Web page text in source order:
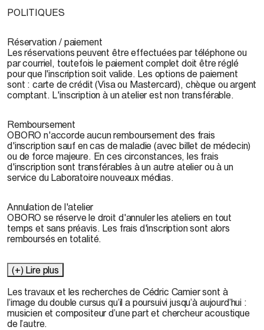
POLITIQUES
Réservation / paiement
Les réservations peuvent être effectuées par téléphone ou
par courriel, toutefois le paiement complet doit être réglé
pour que l'inscription soit valide. Les options de paiement
sont : carte de crédit (Visa ou Mastercard), chèque ou argent
comptant. L'inscription à un atelier est non transférable.
Remboursement
OBORO n'accorde aucun remboursement des frais
d'inscription sauf en cas de maladie (avec billet de médecin)
ou de force majeure. En ces circonstances, les frais
d'inscription sont transférables à un autre atelier ou à un
service du Laboratoire nouveaux médias.
Annulation de l'atelier
OBORO se réserve le droit d'annuler les ateliers en tout
temps et sans préavis. Les frais d'inscription sont alors
remboursés en totalité.
(+) Lire plus
Les travaux et les recherches deCédric Camiersont à
l’image du double cursus qu’il a poursuivi jusqu’à aujourd’hui :
musicien et compositeur d’une part et chercheur acoustique
de l’autre.